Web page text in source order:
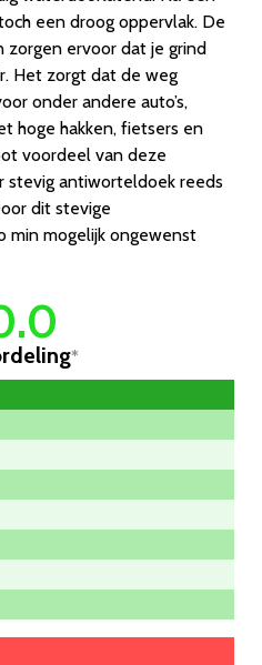
een droog oppervlak. De
zorgen ervoor dat je grind
Het zorgt dat de weg
onder andere auto’s,
hoge hakken, fietsers en
voordeel van deze
stevig antiworteldoek reeds
dit stevige
min mogelijk ongewenst
*